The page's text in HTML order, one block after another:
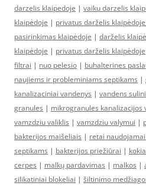
darzelis klaipedoje | vaiku darzelis
klaipėdoje | privatus darželis
pasirinkimas klaipėdoje | darželis
klaipėdoje | privatus darželis klaipėdoje
filtrai | nuo pelesio | buhalterines
naujiems ir probleminiams septikams |
kanalizaciniai vandenys | vandens
granules | mikrogranules kanalizacijos
vamzdziu valiklis | vamzdziu valymui |
bakterijos maišeliais | retai
septikams | bakterijos priežiūrai |
cerpes | malkų pardavimas | malkos |
silikatiniai blokeliai | šiltinimo